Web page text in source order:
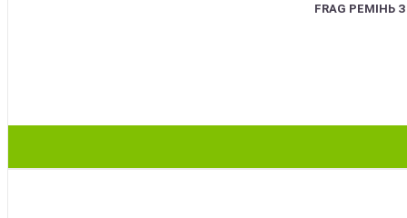
FRAG